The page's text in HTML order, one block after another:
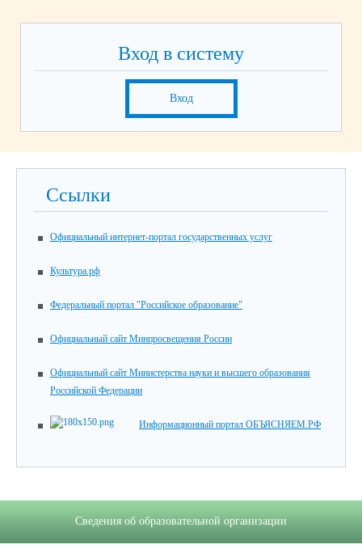
Вход в систему
Вход
Ссылки
Официальный интернет-портал государственных услуг
Культура.рф
Федеральный портал "Российское образование"
Официальный сайт Минпросвещения России
Официальный сайт Министерства науки и высшего образования
Российской Федерации
Информационный портал ОБЪЯСНЯЕМ.РФ
Сведения об образовательной организации